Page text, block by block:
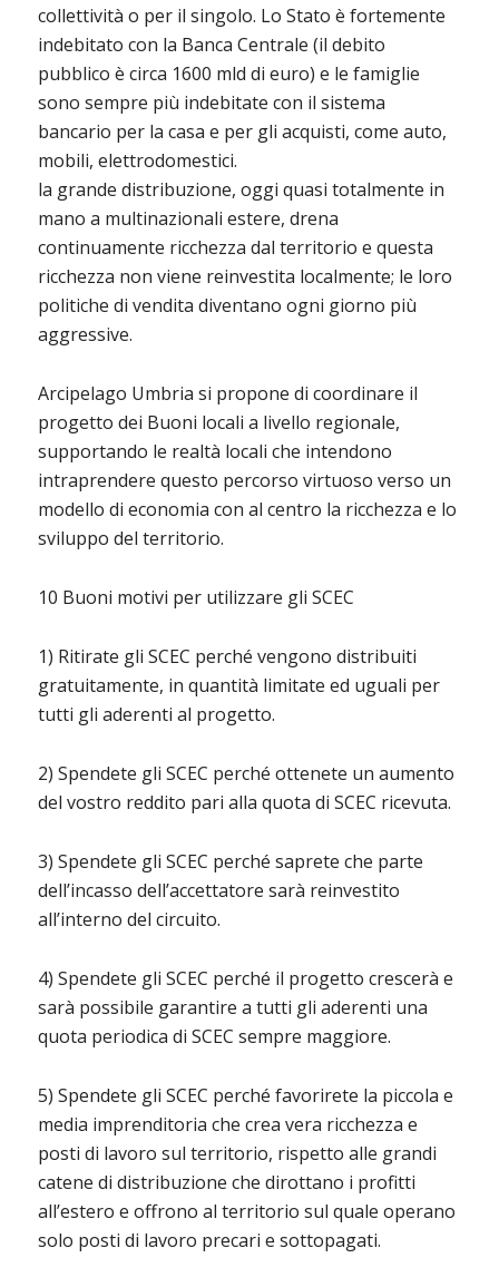
collettività o per il singolo. Lo Stato è fortemente
indebitato con la Banca Centrale (il debito
pubblico è circa 1600 mld di euro) e le famiglie
sono sempre più indebitate con il sistema
bancario per la casa e per gli acquisti, come auto,
mobili, elettrodomestici.
la grande distribuzione, oggi quasi totalmente in
mano a multinazionali estere, drena
continuamente ricchezza dal territorio e questa
ricchezza non viene reinvestita localmente; le loro
politiche di vendita diventano ogni giorno più
aggressive.
Arcipelago Umbria si propone di coordinare il
progetto dei Buoni locali a livello regionale,
supportando le realtà locali che intendono
intraprendere questo percorso virtuoso verso un
modello di economia con al centro la ricchezza e lo
sviluppo del territorio.
10 Buoni motivi per utilizzare gli SCEC
1) Ritirate gli SCEC perché vengono distribuiti
gratuitamente, in quantità limitate ed uguali per
tutti gli aderenti al progetto.
2) Spendete gli SCEC perché ottenete un aumento
del vostro reddito pari alla quota di SCEC ricevuta.
3) Spendete gli SCEC perché saprete che parte
dell’incasso dell’accettatore sarà reinvestito
all’interno del circuito.
4) Spendete gli SCEC perché il progetto crescerà e
sarà possibile garantire a tutti gli aderenti una
quota periodica di SCEC sempre maggiore.
5) Spendete gli SCEC perché favorirete la piccola e
media imprenditoria che crea vera ricchezza e
posti di lavoro sul territorio, rispetto alle grandi
catene di distribuzione che dirottano i profitti
all’estero e offrono al territorio sul quale operano
solo posti di lavoro precari e sottopagati.